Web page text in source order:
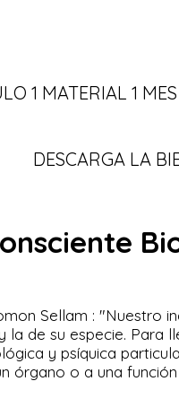
1 MATERIAL 1
DESCARGA LA
Sellam : "Nuestro
la de su especie. Para
y psíquica
órgano o a una